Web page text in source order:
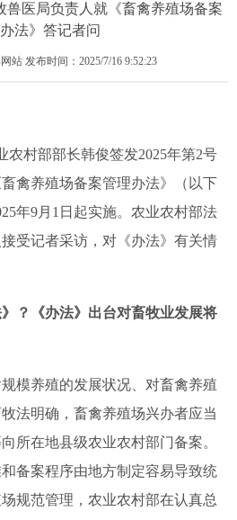
兽医局负责人就《畜禽养殖场备案
法》答记者问
站 发布时间：2025/7/16 9:52:23
农村部部长韩俊签发2025年第2号
禽养殖场备案管理办法》（以下
年9月 1日起实施。农业农村部法
受记者采访，对《办法》有关情
？《办法》 出台对畜牧业发展将
模养殖的发展状况
对畜禽养殖
法明确，畜禽养殖场兴办者应当
所在地县级农业农村部门备案。
备案程序由地方制定容易导致统
规范管理， 农业农村部在认真总